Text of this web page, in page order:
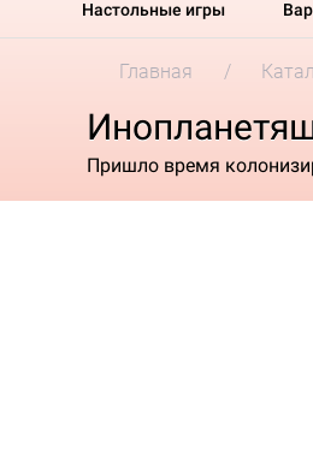
Настольные игры
Главная
Пришло время